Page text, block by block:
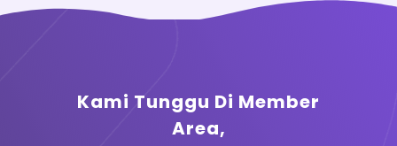
Kami Tunggu Di Member
Area,